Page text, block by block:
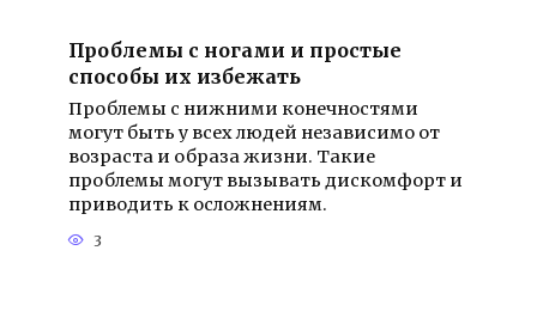
Проблемы с ногами и простые
способы их избежать
Проблемы с нижними конечностями
могут быть у всех людей независимо от
возраста и образа жизни. Такие
проблемы могут вызывать дискомфорт и
приводить к осложнениям.
3